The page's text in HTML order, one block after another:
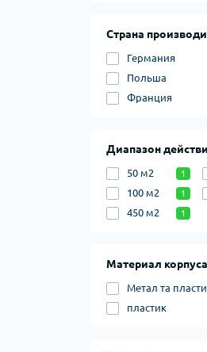
Страна
Германия
Польша
Франция
Диапазон
50 м2 1
100 м2 1
450 м2 1
Материал корпуса
Метал та
пластик